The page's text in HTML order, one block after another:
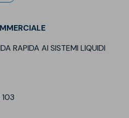
RAPIDA AI SISTEMI LIQUIDI